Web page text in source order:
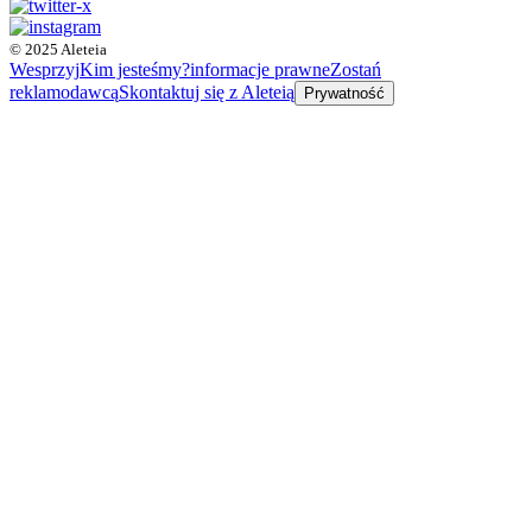
© 2025 Aleteia
WesprzyjKim jesteśmy?informacje prawneZostań
reklamodawcąSkontaktuj się z Aleteią Prywatność